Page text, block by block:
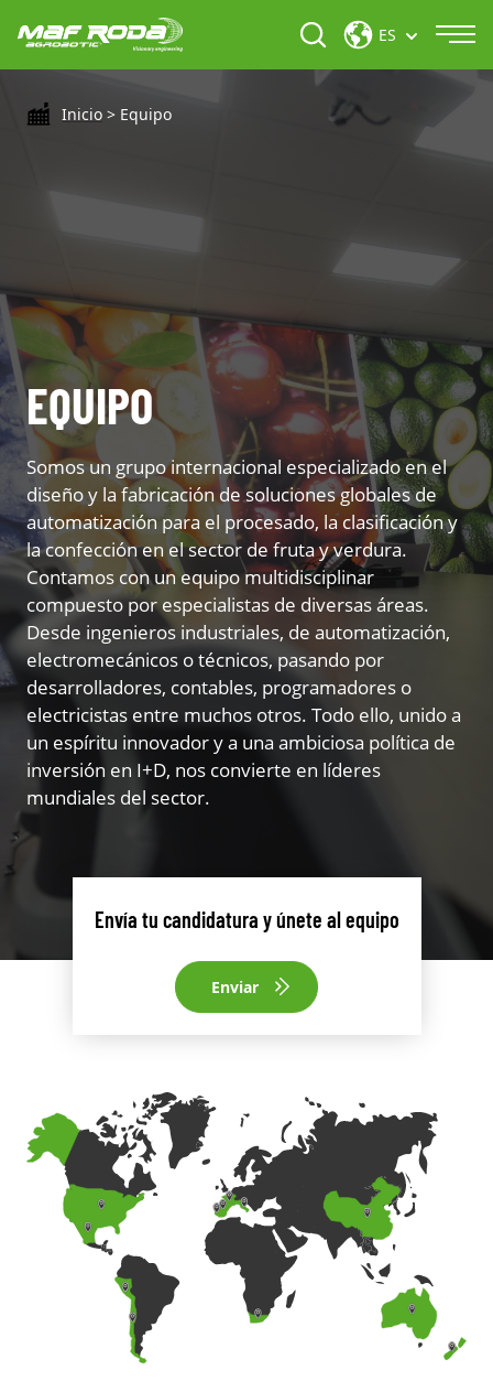
ES
Inicio > Equipo
EQUIPO
Somos un grupo internacional especializado en el
diseño y la fabricación de soluciones globales de
automatización para el procesado, la clasificación y
la confección en el sector de fruta y verdura.
Contamos con un equipo multidisciplinar
compuesto por especialistas de diversas áreas.
Desde ingenieros industriales, de automatización,
electromecánicos o técnicos, pasando por
desarrolladores, contables, programadores o
electricistas entre muchos otros. Todo ello, unido a
un espíritu innovador y a una ambiciosa política de
inversión en I+D, nos convierte en líderes
mundiales del sector.
Envía tu candidatura y únete al equipo
Enviar